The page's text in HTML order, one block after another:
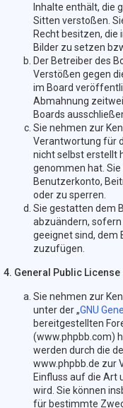
Inhalte enthält, die
Sitten verstoßen.
Recht besitzen, die
Bilder zu setzen
Der Betreiber des
Verstößen gegen
im Board
Abmahnung
Boards
Sie nehmen zur
Verantwortung für
nicht selbst erstellt
genommen hat.
Benutzerkonto,
oder zu sperren.
Sie gestatten dem
abzuändern, sofern
geeignet sind, dem
zuzufügen.
4. General Public License
Sie nehmen zur
unter der „GNU
bereitgestellten
(www.phpbb.com)
werden durch die
www.phpbb.de zur
Einfluss auf die Art
wird. Sie können
für bestimmte